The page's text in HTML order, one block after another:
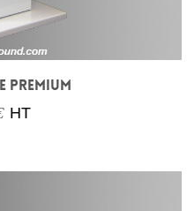
PREMIUM
HT